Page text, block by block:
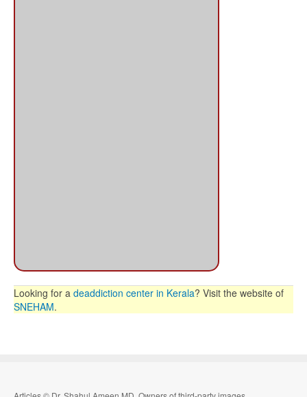
Looking for a deaddiction center in Kerala? Visit the website of
SNEHAM.